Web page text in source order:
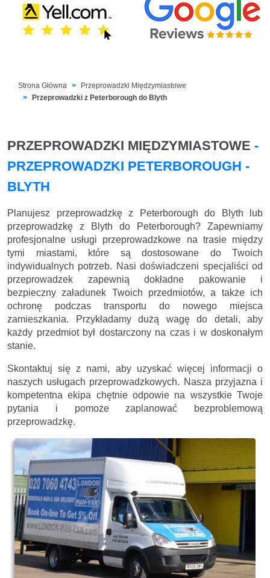
Strona Główna
Przeprowadzki Międzymiastowe
Przeprowadzki z Peterborough do Blyth
PRZEPROWADZKI MIĘDZYMIASTOWE -
PRZEPROWADZKI PETERBOROUGH -
BLYTH
Planujesz przeprowadzkę z Peterborough do Blyth lub
przeprowadzkę z Blyth do Peterborough? Zapewniamy
profesjonalne usługi przeprowadzkowe na trasie między
tymi miastami, które są dostosowane do Twoich
indywidualnych potrzeb. Nasi doświadczeni specjaliści od
przeprowadzek zapewnią dokładne pakowanie i
bezpieczny załadunek Twoich przedmiotów, a także ich
ochronę podczas transportu do nowego miejsca
zamieszkania. Przykładamy dużą wagę do detali, aby
każdy przedmiot był dostarczony na czas i w doskonałym
stanie.
Skontaktuj się z nami, aby uzyskać więcej informacji o
naszych usługach przeprowadzkowych. Nasza przyjazna i
kompetentna ekipa chętnie odpowie na wszystkie Twoje
pytania i pomoże zaplanować bezproblemową
przeprowadzkę.